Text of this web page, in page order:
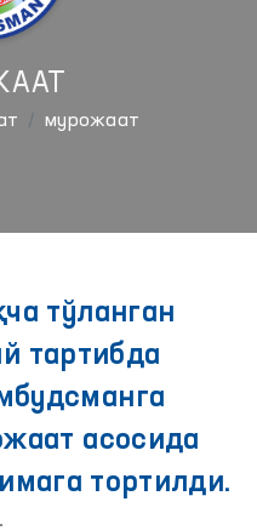
мурожаат
тўланган
тартибда
асосида
тортилди.